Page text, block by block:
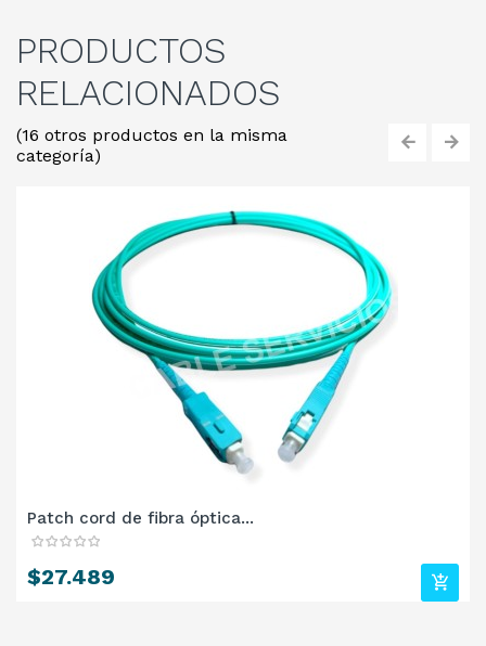
PRODUCTOS
RELACIONADOS
(16 otros productos en la misma
categoría)
Patch cord de fibra óptica...
Precio
$27.489